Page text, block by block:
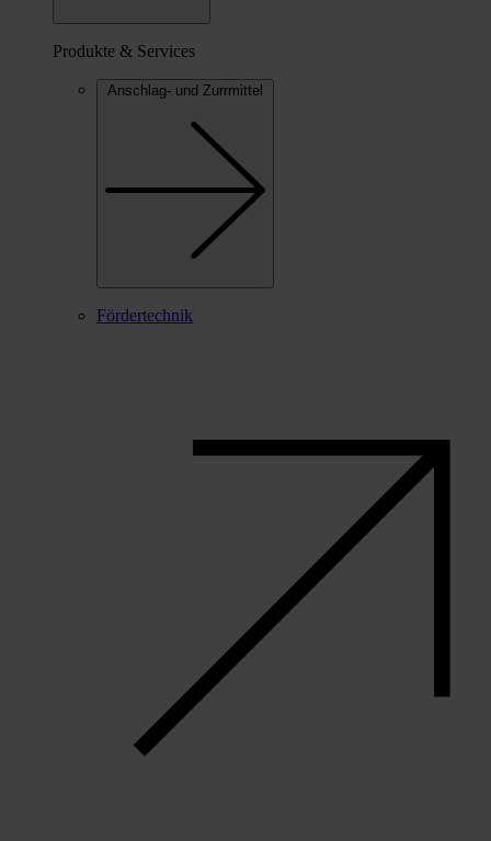
Produkte & Services
Anschlag- und Zurrmittel
Fördertechnik